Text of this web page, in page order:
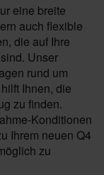
eine breite
auch flexible
die auf Ihre
Unser
rund um
Ihnen, die
zu finden.
Konditionen
Ihrem neuen Q4
zu